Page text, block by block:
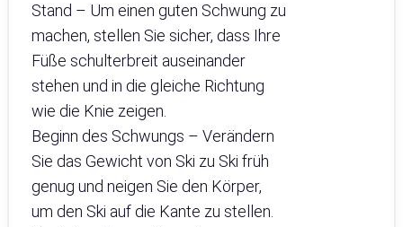
Stand – Um einen guten Schwung zu
machen, stellen Sie sicher, dass Ihre
Füße schulterbreit auseinander
stehen und in die gleiche Richtung
wie die Knie zeigen.
Beginn des Schwungs – Verändern
Sie das Gewicht von Ski zu Ski früh
genug und neigen Sie den Körper,
um den Ski auf die Kante zu stellen.